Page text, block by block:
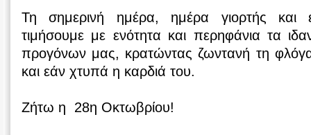
Τη σημερινή ημέρα, ημέρα γιορτής και
τιμήσουμε με ενότητα και περηφάνια τα
προγόνων μας, κρατώντας ζωντανή τη
και εάν χτυπά η καρδιά του.
Ζήτω η 28η Οκτωβρίου!